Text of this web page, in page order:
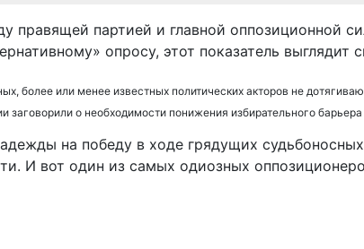
правящей партией и главной оппозиционной
опросу, этот показатель выглядит
более или менее известных политических акторов не
о необходимости понижения избирательного
на победу в ходе грядущих
И вот один из самых одиозных